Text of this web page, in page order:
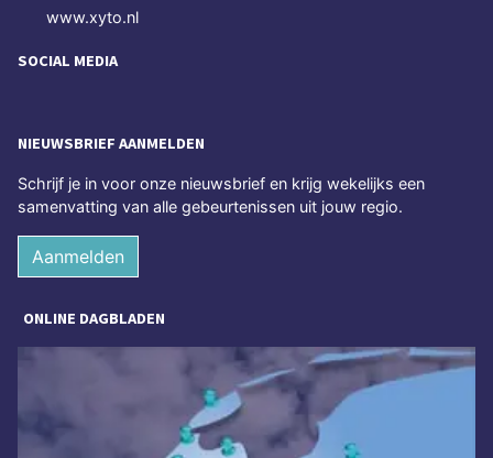
www.xyto.nl
SOCIAL MEDIA
NIEUWSBRIEF AANMELDEN
Schrijf je in voor onze nieuwsbrief en krijg wekelijks een
samenvatting van alle gebeurtenissen uit jouw regio.
Aanmelden
ONLINE DAGBLADEN